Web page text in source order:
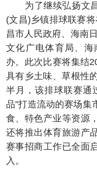
为了继续弘扬文昌
(文昌)乡镇排球联赛
昌市人民政府、海南
文化广电体育局、
办。此次比赛将集结
具有乡土味、草根性
半月，该排球联赛通
品”打造流动的赛场集
食、特色产业等资源
还将推出体育旅游产
赛事招商工作已全面
入。